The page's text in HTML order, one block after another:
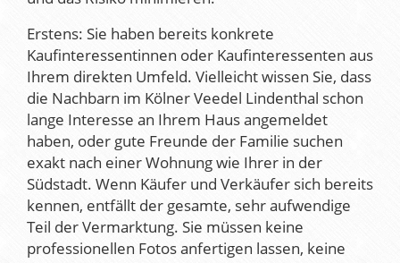
Erstens: Sie haben bereits konkrete
Kaufinteressentinnen oder Kaufinteressenten aus
Ihrem direkten Umfeld. Vielleicht wissen Sie, dass
die Nachbarn im Kölner Veedel Lindenthal schon
lange Interesse an Ihrem Haus angemeldet
haben, oder gute Freunde der Familie suchen
exakt nach einer Wohnung wie Ihrer in der
Südstadt. Wenn Käufer und Verkäufer sich bereits
kennen, entfällt der gesamte, sehr aufwendige
Teil der Vermarktung. Sie müssen keine
professionellen Fotos anfertigen lassen, keine